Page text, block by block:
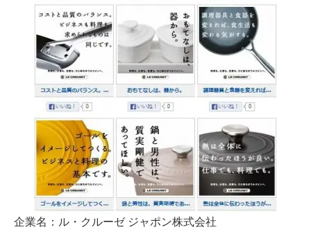
企業名：ル・クルーゼ ジャポン株式会社